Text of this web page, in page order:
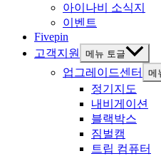
아이나비 소식지
이벤트
Fivepin
고객지원
메뉴 토글
업그레이드센터 메
정기지도
내비게이션
블랙박스
짐벌캠
트립 컴퓨터